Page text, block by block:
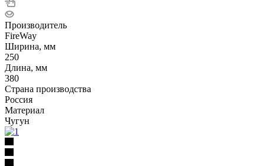
Производитель
FireWay
Ширина, мм
250
Длина, мм
380
Страна производства
Россия
Материал
Чугун